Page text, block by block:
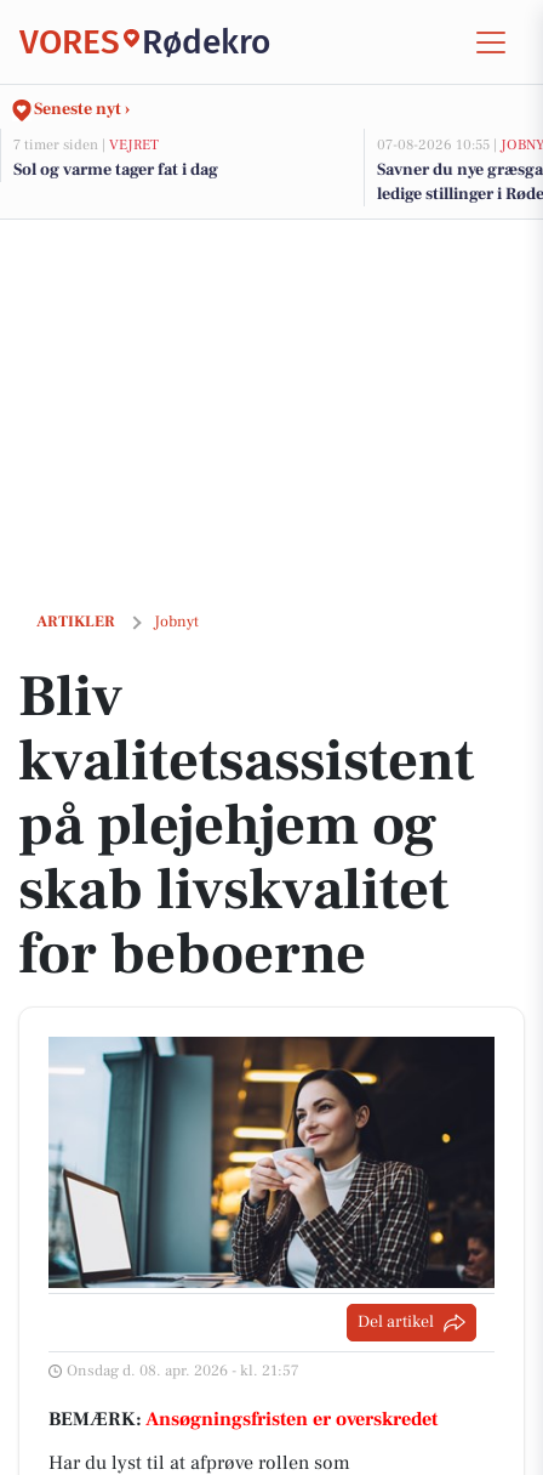
VORES Rødekro
Seneste nyt ›
7 timer siden | VEJRET
Sol og varme tager fat i dag
07-08-2026 10:55 |
Savner du nye
ledige stillinger i
ARTIKLER Jobnyt
Bliv kvalitetsassistent på plejehjem og skab livskvalitet for beboerne
Bliv
kvalitetsassistent
på plejehjem og
skab livskvalitet
for beboerne
Del artikel
Onsdag d. 08. apr. 2026 - kl. 21:57
BEMÆRK: Ansøgningsfristen er overskredet
Har du lyst til at afprøve rollen som